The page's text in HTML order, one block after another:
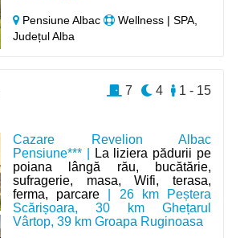
Pensiune Albac
Wellness | SPA,
Județul Alba
Cazare Revelion Albac
Pensiune*** |
La liziera pădurii pe
poiana lângă rău, bucătărie,
sufragerie, masa, Wifi, terasa,
ferma, parcare | 26 km Peștera
Scărișoara, 30 km Ghețarul
Vârtop, 39 km Groapa Ruginoasa
1 - 15
4
7